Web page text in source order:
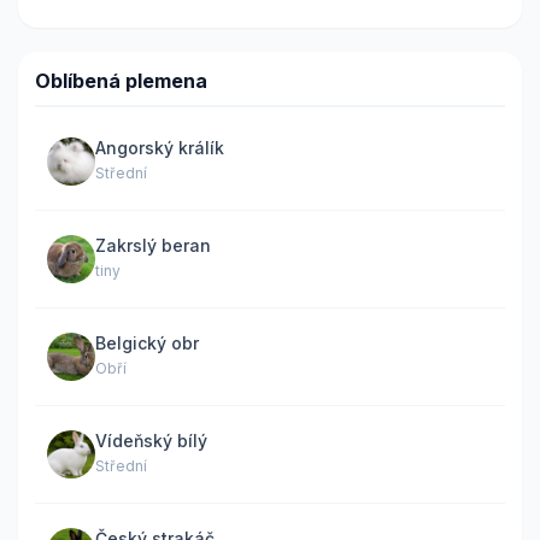
Oblíbená plemena
Angorský králík
Střední
Zakrslý beran
tiny
Belgický obr
Obří
Vídeňský bílý
Střední